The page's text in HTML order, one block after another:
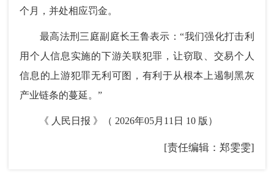
个月，并处相应罚金。
最高法刑三庭副庭长王鲁表示：“我们强化打击利
用个人信息实施的下游关联犯罪，让窃取、交易个人
信息的上游犯罪无利可图，有利于从根本上遏制黑灰
产业链条的蔓延。”
《 人民日报 》（ 2026年05月11日 10 版）
[责任编辑：郑雯雯]